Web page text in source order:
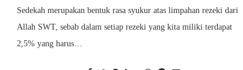
Sedekah merupakan bentuk rasa syukur atas limpahan rezeki dari
Allah SWT, sebab dalam setiap rezeki yang kita miliki terdapat
2,5% yang harus…